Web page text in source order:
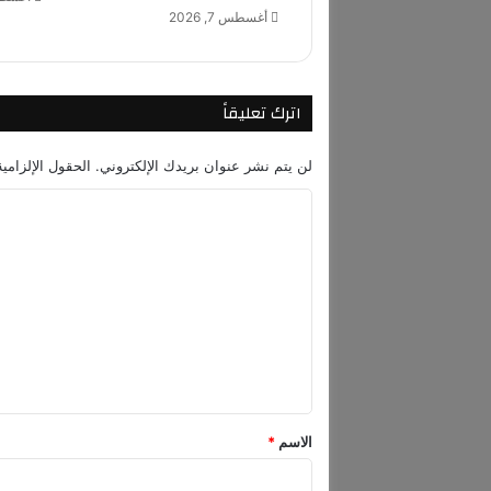
ا
ا
ط
أغسطس 7, 2026
اترك تعليقاً
لن يتم نشر عنوان بريدك الإلكتروني. الحقول
*
الاسم *